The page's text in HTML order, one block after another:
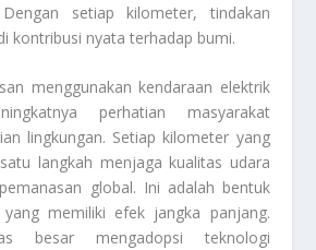
setiap kilometer, tindakan
kontribusi nyata terhadap bumi.
menggunakan kendaraan elektrik
perhatian masyarakat
lingkungan. Setiap kilometer yang
langkah menjaga kualitas udara
global. Ini adalah bentuk
memiliki efek jangka panjang.
besar mengadopsi teknologi